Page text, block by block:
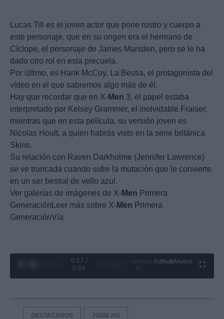
Lucas Till es el joven actor que pone rostro y cuerpo a
este personaje, que en su origen era el hermano de
Cíclope, el personaje de James Marsden, pero se le ha
dado otro rol en esta precuela.
Por último, es Hank McCoy, La Bestia, el protagonista del
vídeo en el que sabremos algo más de él.
Hay que recordar que en X-Men 3, el papel estaba
interpretado por Kelsey Grammer, el inolvidable Fraiser,
mientras que en esta película, su versión joven es
Nicolas Hoult, a quien habrás visto en la serie británica
Skins.
Su relación con Raven Darkholme (Jennifer Lawrence)
se ve truncada cuando sufre la mutación que le convierte
en un ser bestial de vello azul.
Ver galerías de imágenes de X-Men Primera
GeneraciónLeer más sobre X-Men Primera
GeneraciónVía
0:28 /
3:09
Ad hubMedia
DESTACADOS JOSIE HO